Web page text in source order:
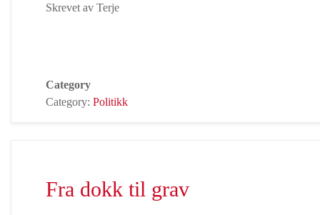
Skrevet av Terje
Category
Category: Politikk
Fra dokk til grav